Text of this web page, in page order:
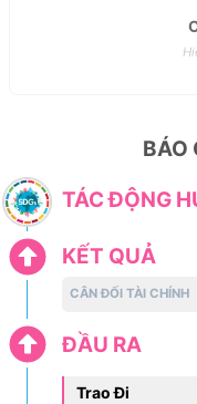
BÁO
TÁC ĐỘNG
KẾT QUẢ
CÂN ĐỐI TÀI CHÍNH
ĐẦU RA
Trao Đi